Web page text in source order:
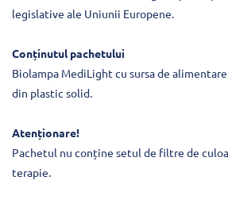
legislative ale Uniunii Europene.
Conținutul pachetului
Biolampa MediLight cu sursa de
din plastic solid.
Atenționare!
Pachetul nu conține setul de filtre de
terapie.